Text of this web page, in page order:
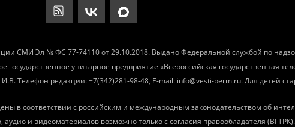
СМИ Эл № ФС 77-74110 от 29.10.2018. Выдано Федеральной службой по
унитарное предприятие «Всероссийская государственная
Телефон редакции: +7(342)281-98-48, E-mail: info@vesti-perm.ru. Для детей
в соответствии с российским и международным законодательством об
аудио и видеоматериалов возможно только с согласия правообладателя (ВГТРК).